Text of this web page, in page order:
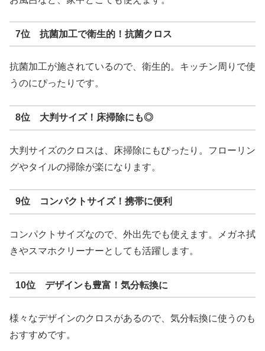
7位 抗菌加工で衛生的！抗菌クロス
抗菌加工が施されているので、衛生的。キッチン周りで使
うのにぴったりです。
8位 大判サイズ！床掃除にも◎
大判サイズのクロスは、床掃除にもぴったり。フローリン
グやタイルの掃除が楽になります。
9位 コンパクトサイズ！携帯に便利
コンパクトサイズなので、外出先でも使えます。メガネ拭
きやスマホクリーナーとしても活躍します。
10位 デザインも豊富！気分転換に
様々なデザインのクロスがあるので、気分転換に使うのも
おすすめです。